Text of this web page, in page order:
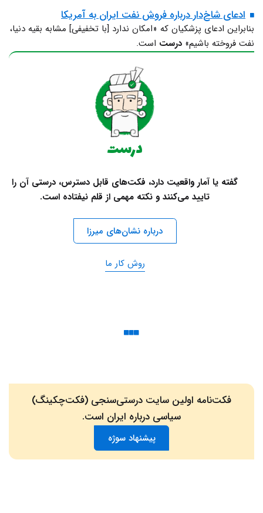
ادعای شاخ‌دار درباره فروش نفت ایران به آمریکا
بنابراین ادعای پزشکیان که «امکان ندارد [با تخفیفی] مشابه بقیه دنیا،
نفت فروخته باشیم» درست است.
درست
گفته یا آمار واقعیت دارد، فکت‌های قابل دسترس، درستی آن را
تایید می‌کنند و نکته مهمی از قلم نیفتاده است.
درباره نشان‌های میرزا
روش کار ما
فکت‌نامه اولین سایت درستی‌سنجی (فکت‌چکینگ)
سیاسی درباره ایران است.
پیشنهاد سوژه